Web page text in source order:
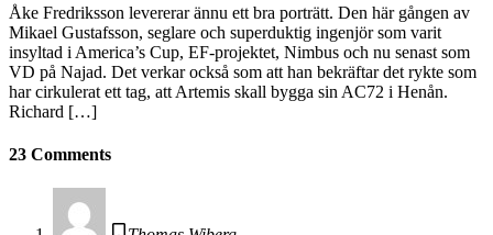
Åke Fredriksson levererar ännu ett bra porträtt. Den här gången av
Mikael Gustafsson, seglare och superduktig ingenjör som varit
insyltad i America’s Cup, EF-projektet, Nimbus och nu senast som
VD på Najad. Det verkar också som att han bekräftar det rykte som
har cirkulerat ett tag, att Artemis skall bygga sin AC72 i Henån.
Richard […]
23 Comments